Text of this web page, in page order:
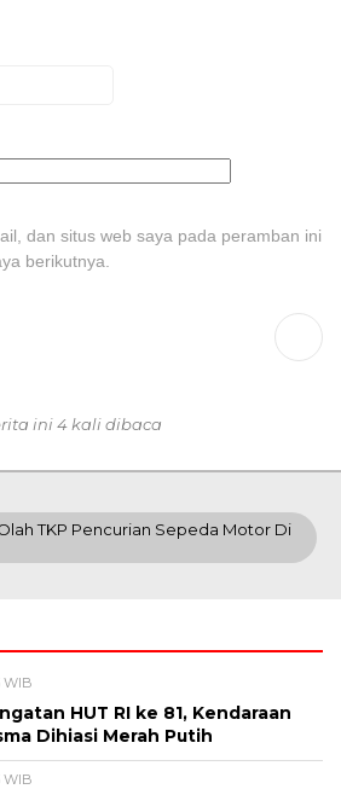
dan situs web saya pada peramban ini
berikutnya.
ini 4 kali dibaca
TKP Pencurian Sepeda Motor Di
WIB
HUT RI ke 81, Kendaraan
Dihiasi Merah Putih
WIB